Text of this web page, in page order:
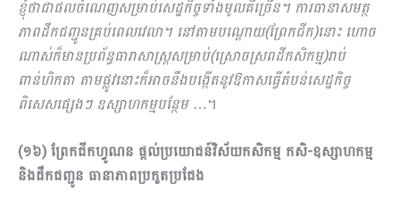
ខ្ញុំថាជាផលចំណេញសម្រាប់សេដ្ឋកិច្ចទាំងមូលគឺច្រើន។ ការធានាសមត្ថ
ភាពដឹកជញ្ជូនគ្រប់ពេលវេលា។ នៅតាមបណ្តោយ(ព្រែកជីក)នោះ ហោច
ណាស់ក៏មានប្រព័ន្ធធារាសាស្ត្រសម្រាប់(ស្រោចស្រពដីកសិកម្ម)រាប់
ពាន់ហិក​តា តាមផ្លូវនោះក៏អាចនឹងបង្កើតនូវឱកាសធ្វើតំបន់សេដ្ឋកិច្ច
ពិសេសផ្សេងៗ ឧស្សាហកម្មបន្ថែម…។
(១៦) ព្រែកជីកហ្វូណន ផ្តល់ប្រយោជន៍វិស័យកសិ​កម្ម កសិ-ឧស្សាហកម្ម
និងដឹកជញ្ជូន ធានាភាពប្រកួតប្រ​ជែង